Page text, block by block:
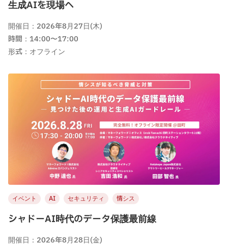
生成AIを現場へ
開催日：2026年8月27日(木)
時間：14:00〜17:00
形式：オフライン
イベント AI セキュリティ 情シス
シャドーAI時代のデータ保護最前線
開催日：2026年8月28日(金)